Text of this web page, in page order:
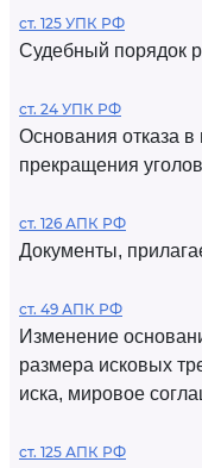
ст. 125 УПК РФ
Судебный порядок
ст. 24 УПК РФ
Основания отказа в
прекращения
ст. 126 АПК РФ
Документы,
ст. 49 АПК РФ
Изменение
размера исковых
иска, мировое
ст. 125 АПК РФ